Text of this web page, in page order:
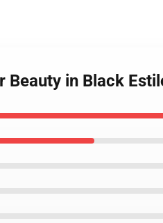
Beauty in Black